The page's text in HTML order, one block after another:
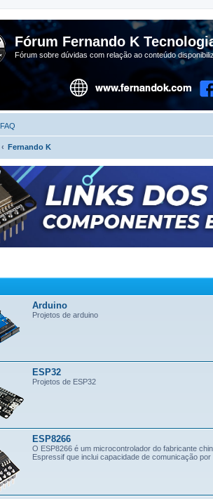
Fórum Fernando K
Fórum sobre dúvidas com relação ao conteúdo
FAQ
Fernando K
Arduino
Projetos de arduino
ESP32
Projetos de ESP32
ESP8266
O ESP8266 é um microcontrolador do fabricante
Espressif que inclui capacidade de comunicação por